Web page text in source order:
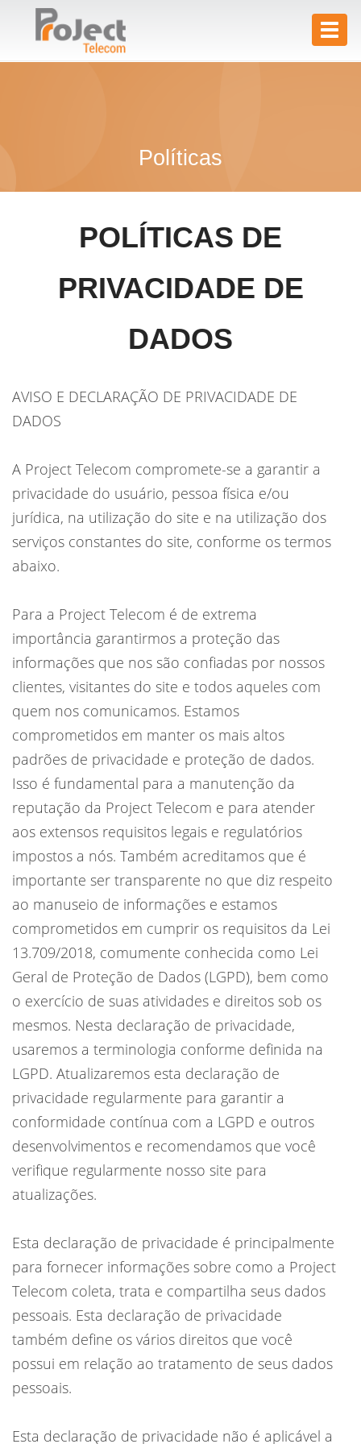
Políticas
POLÍTICAS DE
PRIVACIDADE DE
DADOS
AVISO E DECLARAÇÃO DE PRIVACIDADE DE
DADOS
A Project Telecom compromete-se a garantir a
privacidade do usuário, pessoa física e/ou
jurídica, na utilização do site e na utilização dos
serviços constantes do site, conforme os termos
abaixo.
Para a Project Telecom é de extrema
importância garantirmos a proteção das
informações que nos são confiadas por nossos
clientes, visitantes do site e todos aqueles com
quem nos comunicamos. Estamos
comprometidos em manter os mais altos
padrões de privacidade e proteção de dados.
Isso é fundamental para a manutenção da
reputação da Project Telecom e para atender
aos extensos requisitos legais e regulatórios
impostos a nós. Também acreditamos que é
importante ser transparente no que diz respeito
ao manuseio de informações e estamos
comprometidos em cumprir os requisitos da Lei
13.709/2018, comumente conhecida como Lei
Geral de Proteção de Dados (LGPD), bem como
o exercício de suas atividades e direitos sob os
mesmos. Nesta declaração de privacidade,
usaremos a terminologia conforme definida na
LGPD. Atualizaremos esta declaração de
privacidade regularmente para garantir a
conformidade contínua com a LGPD e outros
desenvolvimentos e recomendamos que você
verifique regularmente nosso site para
atualizações.
Esta declaração de privacidade é principalmente
para fornecer informações sobre como a Project
Telecom coleta, trata e compartilha seus dados
pessoais. Esta declaração de privacidade
também define os vários direitos que você
possui em relação ao tratamento de seus dados
pessoais.
Esta declaração de privacidade não é aplicável a